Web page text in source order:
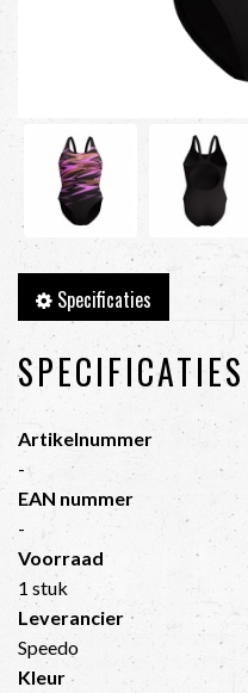
Specificaties
SPECIFICATIES
Artikelnummer
-
EAN nummer
-
Voorraad
1 stuk
Leverancier
Speedo
Kleur